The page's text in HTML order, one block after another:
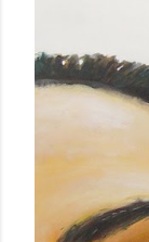
d
s